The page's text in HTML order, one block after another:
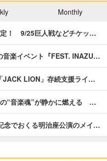
Monthly
定！ 9/25巨人戦などチケッ…
音楽イベント『FEST. INAZU…
JACK LION」存続支援ライ…
“音楽魂”が静かに燃える …
念でおくる明治座公演のメイ…